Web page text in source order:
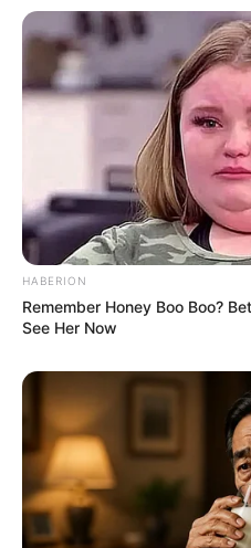
HABERION
Remember Honey Boo Boo?
See Her Now